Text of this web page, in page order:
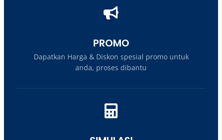
PROMO
Dapatkan Harga & Diskon spesial promo untuk
anda, proses dibantu